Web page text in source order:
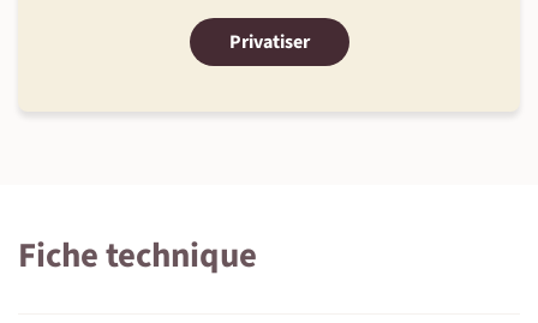
Privatiser
Fiche technique